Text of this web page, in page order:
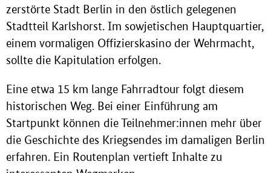
zerstörte Stadt Berlin in den östlich gelegenen
Stadtteil Karlshorst. Im sowjetischen Hauptquartier,
einem vormaligen Offizierskasino der Wehrmacht,
sollte die Kapitulation erfolgen.
Eine etwa 15 km lange Fahrradtour folgt diesem
historischen Weg. Bei einer Einführung am
Startpunkt können die Teilnehmer:innen mehr über
die Geschichte des Kriegsendes im damaligen Berlin
erfahren. Ein Routenplan vertieft Inhalte zu